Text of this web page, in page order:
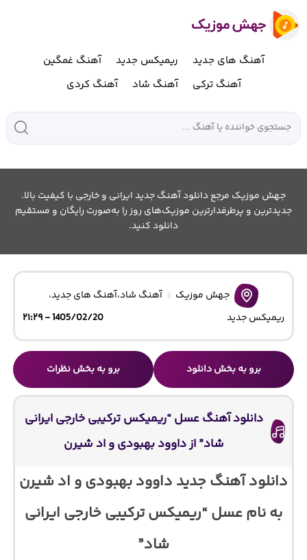
آهنگ های جدید ریمیکس جدید
آهنگ غمگین
آهنگ ترکی
آهنگ شاد آهنگ کردی
جهش موزیک مرجع دانلود آهنگ جدید ایرانی و خارجی با کیفیت بالا.
جدیدترین و پرطرفدارترین موزیک‌های روز را به‌صورت رایگان و مستقیم
دانلود کنید.
جهش موزیک آهنگ شاد،آهنگ های جدید،
ریمیکس جدید
1405/02/20 - ۲۱:۲۹
برو به بخش دانلود برو به بخش نظرات
دانلود آهنگ عسل “ریمیکس ترکیبی خارجی ایرانی
شاد” از داوود بهبودی و اد شیرن
دانلود آهنگ جدید داوود بهبودی و اد شیرن
به نام عسل “ریمیکس ترکیبی خارجی ایرانی
شاد”